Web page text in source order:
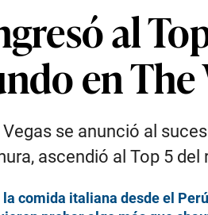
al
en The
se anunció al
ascendió al Top 5 del
comida italiana desde el Perú